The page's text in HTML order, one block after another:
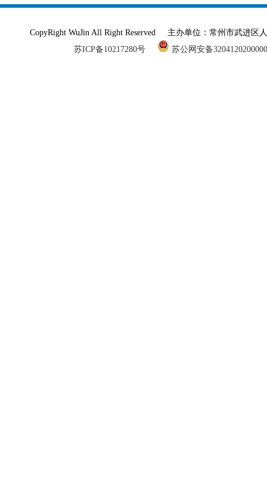
CopyRight WuJin All Right Reserved 主办单位：常州市武进
苏ICP备10217280号
苏公网安备